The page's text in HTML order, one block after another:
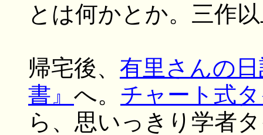
とは何かとか。三作
帰宅後、 有里さんの
書』 へ。 チャート式
ら、思いっきり学者